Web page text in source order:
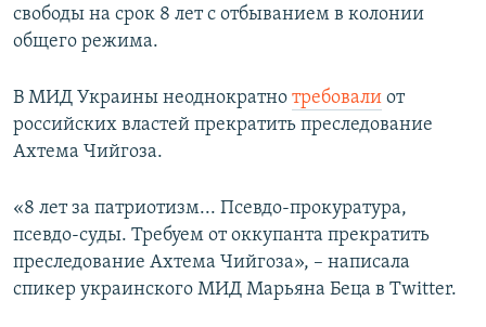
свободы на срок 8 лет с отбыванием в колонии
общего режима.
В МИД Украины неоднократно требовали от
российских властей прекратить преследование
Ахтема Чийгоза.
«8 лет за патриотизм... Псевдо-прокуратура,
псевдо-суды. Требуем от оккупанта прекратить
преследование Ахтема Чийгоза», – написала
спикер украинского МИД Марьяна Беца в Twitter.